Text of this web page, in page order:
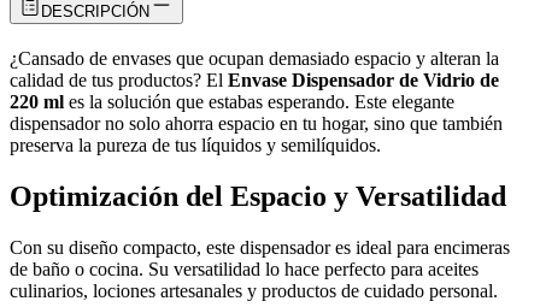
DESCRIPCIÓN
¿Cansado de envases que ocupan demasiado espacio y alteran la
calidad de tus productos? El Envase Dispensador de Vidrio de
220 ml es la solución que estabas esperando. Este elegante
dispensador no solo ahorra espacio en tu hogar, sino que también
preserva la pureza de tus líquidos y semilíquidos.
Optimización del Espacio y Versatilidad
Con su diseño compacto, este dispensador es ideal para encimeras
de baño o cocina. Su versatilidad lo hace perfecto para aceites
culinarios, lociones artesanales y productos de cuidado personal.